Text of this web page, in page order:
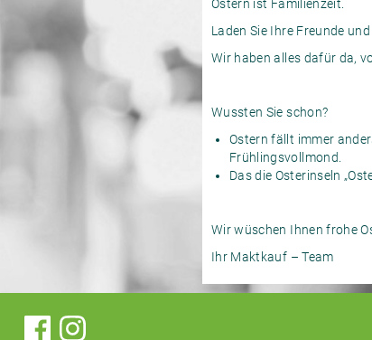
Ostern ist Familienzeit.
Laden Sie Ihre Freunde
Wir haben alles dafür da,
Wussten Sie schon?
Ostern fällt immer
Das die Osterinseln
Wir wüschen Ihnen frohe
Ihr Maktkauf – Team